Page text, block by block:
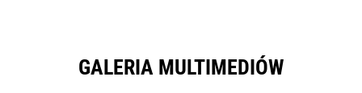
GALERIA MULTIMEDIÓW